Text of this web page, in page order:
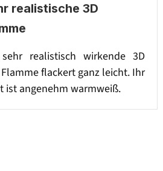
realistische 3D
realistisch wirkende 3D
Flamme flackert ganz leicht. Ihr
ist angenehm warmweiß.